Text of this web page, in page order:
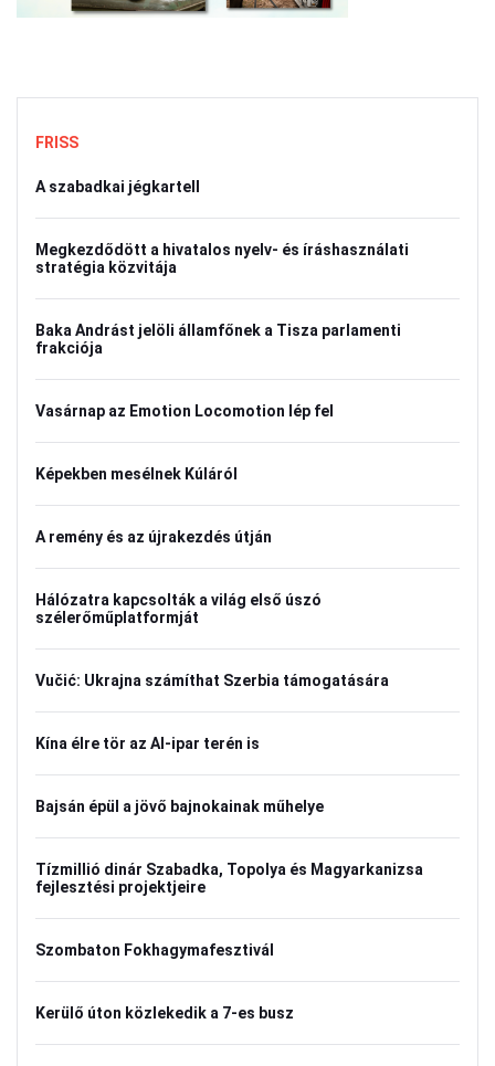
FRISS
A szabadkai jégkartell
Megkezdődött a hivatalos nyelv- és íráshasználati
stratégia közvitája
Baka Andrást jelöli államfőnek a Tisza parlamenti
frakciója
Vasárnap az Emotion Locomotion lép fel
Képekben mesélnek Kúláról
A remény és az újrakezdés útján
Hálózatra kapcsolták a világ első úszó
szélerőműplatformját
Vučić: Ukrajna számíthat Szerbia támogatására
Kína élre tör az AI-ipar terén is
Bajsán épül a jövő bajnokainak műhelye
Tízmillió dinár Szabadka, Topolya és Magyarkanizsa
fejlesztési projektjeire
Szombaton Fokhagymafesztivál
Kerülő úton közlekedik a 7-es busz